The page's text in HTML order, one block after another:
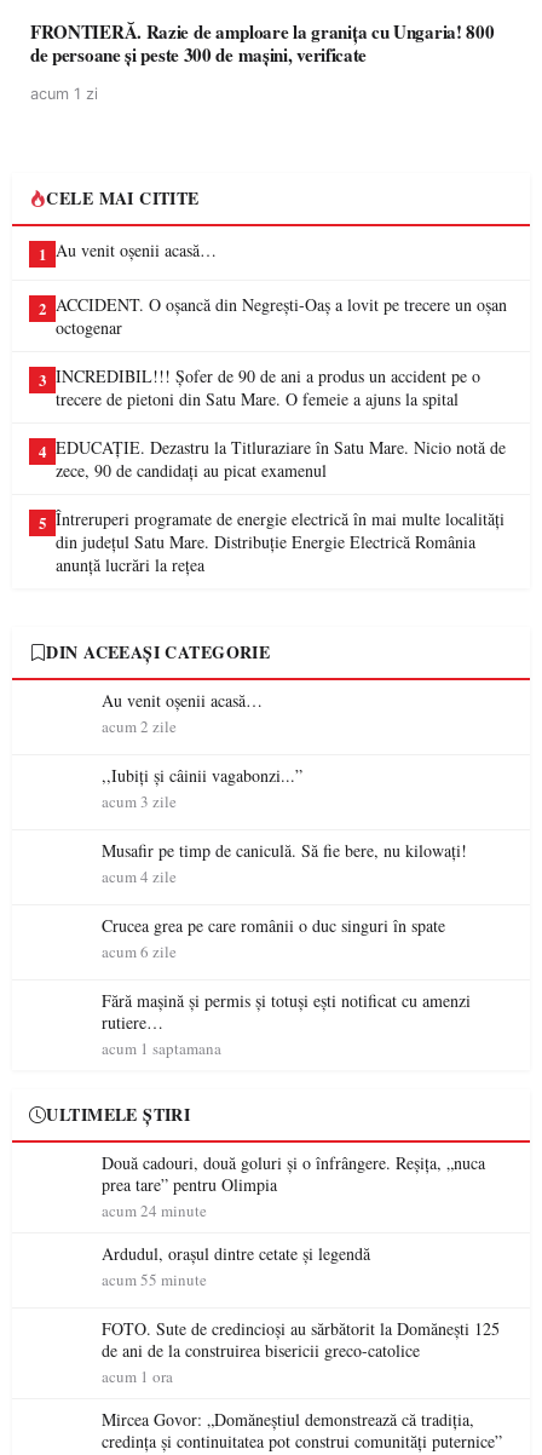
FRONTIERĂ. Razie de amploare la granița cu Ungaria! 800
de persoane și peste 300 de mașini, verificate
acum 1 zi
CELE MAI CITITE
1 Au venit oșenii acasă…
2 ACCIDENT. O oșancă din Negrești-Oaș a lovit pe trecere un oșan
octogenar
3 INCREDIBIL!!! Șofer de 90 de ani a produs un accident pe o
trecere de pietoni din Satu Mare. O femeie a ajuns la spital
4 EDUCAȚIE. Dezastru la Titluraziare în Satu Mare. Nicio notă de
zece, 90 de candidați au picat examenul
5 Întreruperi programate de energie electrică în mai multe localități
din județul Satu Mare. Distribuție Energie Electrică România
anunță lucrări la rețea
DIN ACEEAȘI CATEGORIE
Au venit oșenii acasă…
acum 2 zile
,,Iubiți și câinii vagabonzi...”
acum 3 zile
Musafir pe timp de caniculă. Să fie bere, nu kilowați!
acum 4 zile
Crucea grea pe care românii o duc singuri în spate
acum 6 zile
Fără mașină și permis și totuși ești notificat cu amenzi
rutiere…
acum 1 saptamana
ULTIMELE ȘTIRI
Două cadouri, două goluri și o înfrângere. Reșița, „nuca
prea tare” pentru Olimpia
acum 24 minute
Ardudul, orașul dintre cetate și legendă
acum 55 minute
FOTO. Sute de credincioși au sărbătorit la Domănești 125
de ani de la construirea bisericii greco-catolice
acum 1 ora
Mircea Govor: „Domăneștiul demonstrează că tradiția,
credința și continuitatea pot construi comunități puternice”